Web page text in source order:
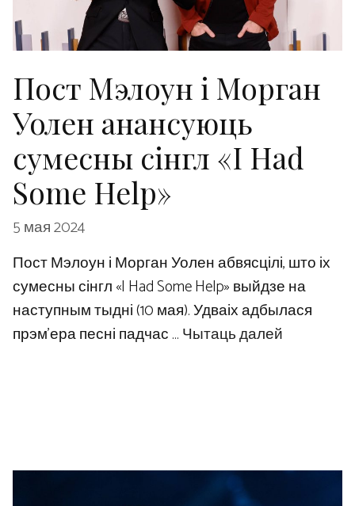
Пост Мэлоун і Морган
Уолен анансуюць
сумесны сінгл «I Had
Some Help»
5 мая 2024
Пост Мэлоун і Морган Уолен абвясцілі, што іх
сумесны сінгл «I Had Some Help» выйдзе на
наступным тыдні (10 мая). Удваіх адбылася
прэм'ера песні падчас …Чытаць далей